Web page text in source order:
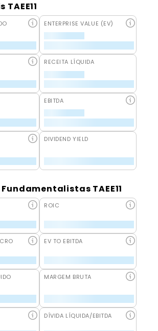
ENTERPRISE VALUE (EV)
RECEITA LÍQUIDA
EBITDA
DIVIDEND YIELD
TAEE11
ROIC
EV TO EBITDA
MARGEM BRUTA
DÍVIDA LÍQUIDA/EBITDA